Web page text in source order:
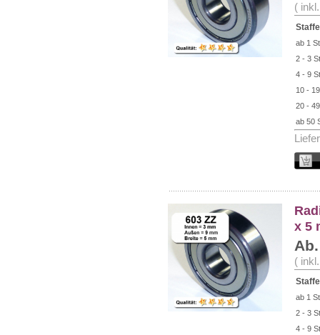
(
ab 1
2 - 3
4 - 9
10 -
20 -
ab 50
x 5
(
ab 1
2 - 3
4 - 9